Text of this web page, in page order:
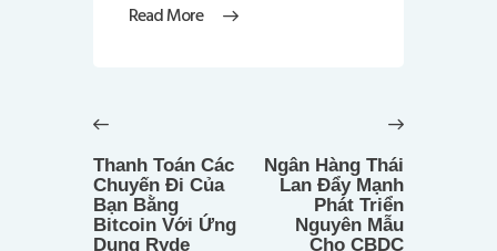
Read More
hướng
bài
viết
post:
Thanh Toán Các
Chuyến Đi Của
Bạn Bằng
Bitcoin Với Ứng
Dụng Ryde
Ngân Hàng Thái
Lan Đẩy Mạnh
Phát Triển
Nguyên Mẫu
Cho CBDC